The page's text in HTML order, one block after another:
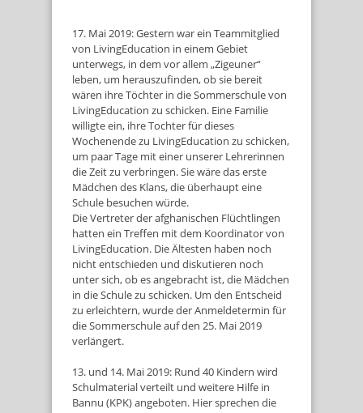
17. Mai 2019: Gestern war ein Teammitglied
von LivingEducation in einem Gebiet
unterwegs, in dem vor allem „Zigeuner“
leben, um herauszufinden, ob sie bereit
wären ihre Töchter in die Sommerschule von
LivingEducation zu schicken. Eine Familie
willigte ein, ihre Tochter für dieses
Wochenende zu LivingEducation zu schicken,
um paar Tage mit einer unserer Lehrerinnen
die Zeit zu verbringen. Sie wäre das erste
Mädchen des Klans, die überhaupt eine
Schule besuchen würde.
Die Vertreter der afghanischen Flüchtlingen
hatten ein Treffen mit dem Koordinator von
LivingEducation. Die Ältesten haben noch
nicht entschieden und diskutieren noch
unter sich, ob es angebracht ist, die Mädchen
in die Schule zu schicken. Um den Entscheid
zu erleichtern, wurde der Anmeldetermin für
die Sommerschule auf den 25. Mai 2019
verlängert.
13. und 14. Mai 2019: Rund 40 Kindern wird
Schulmaterial verteilt und weitere Hilfe in
Bannu (KPK) angeboten. Hier sprechen die